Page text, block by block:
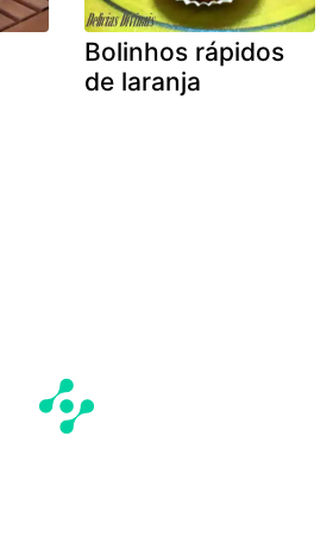
Bolinhos rápidos
de laranja